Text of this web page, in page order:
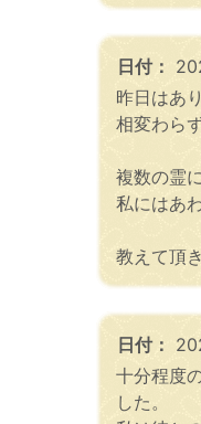
日付：
昨日はあ
相変わら
複数の霊
私にはあ
教えて頂
日付：
十分程度
した。